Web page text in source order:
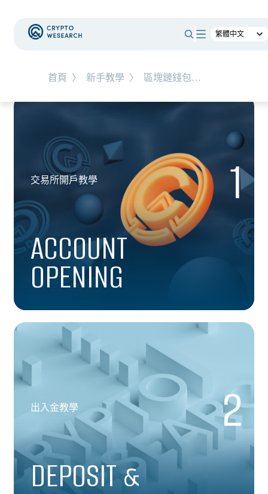
首頁 〉 新手教學 〉 區塊鏈錢包教學
1
交易所開戶教學
ACCOUNT
OPENING
2
出入金教學
DEPOSIT &